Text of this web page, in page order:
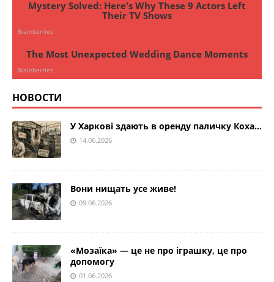
НОВОСТИ
У Харкові здають в оренду паличку Коха…
14.06.2026
Вони нищать усе живе!
09.06.2026
«Мозаїка» — це не про іграшку, це про
допомогу
01.06.2026